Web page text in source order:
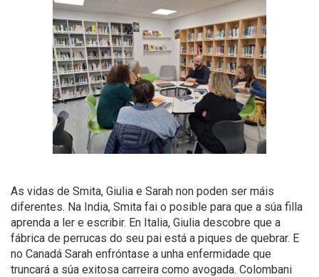
As vidas de Smita, Giulia e Sarah non poden ser máis
diferentes. Na India, Smita fai o posible para que a súa filla
aprenda a ler e escribir. En Italia, Giulia descobre que a
fábrica de perrucas do seu pai está a piques de quebrar. E
no Canadá Sarah enfróntase a unha enfermidade que
truncará a súa exitosa carreira como avogada. Colombani